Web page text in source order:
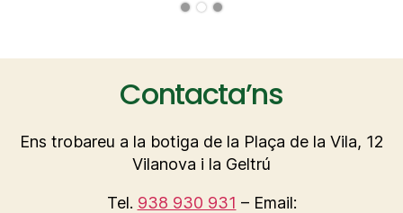
Contacta’ns
Ens trobareu a la botiga de la Plaça de la Vila, 12
Vilanova i la Geltrú
Tel. 938 930 931 – Email: